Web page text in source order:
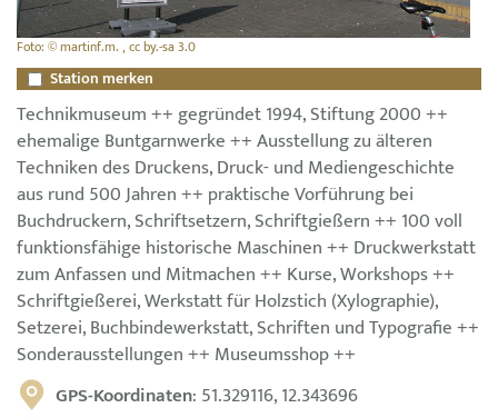
Foto: © martinf.m. , cc by.-sa 3.0
Station merken
Technikmuseum ++ gegründet 1994, Stiftung 2000 ++
ehemalige Buntgarnwerke ++ Ausstellung zu älteren
Techniken des Druckens, Druck- und Mediengeschichte
aus rund 500 Jahren ++ praktische Vorführung bei
Buchdruckern, Schriftsetzern, Schriftgießern ++ 100 voll
funktionsfähige historische Maschinen ++ Druckwerkstatt
zum Anfassen und Mitmachen ++ Kurse, Workshops ++
Schriftgießerei, Werkstatt für Holzstich (Xylographie),
Setzerei, Buchbindewerkstatt, Schriften und Typografie ++
Sonderausstellungen ++ Museumsshop ++
GPS-Koordinaten: 51.329116, 12.343696